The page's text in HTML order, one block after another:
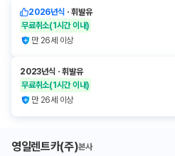
2026년식 ㆍ휘발유
무료취소(1시간 이내)
만 26세 이상
2023년식 ㆍ휘발유
무료취소(1시간 이내)
만 26세 이상
영일렌트카(주)본사